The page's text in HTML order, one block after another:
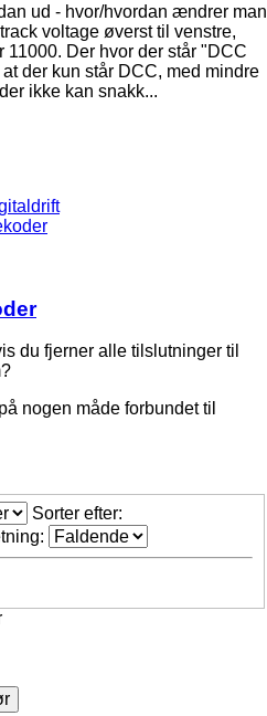
ud - hvor/hvordan ændrer man
voltage øverst til venstre,
Der hvor der står "DCC
der kun står DCC, med mindre
ikke kan snakk...
du fjerner alle tilslutninger til
nogen måde forbundet til
Sorter efter: